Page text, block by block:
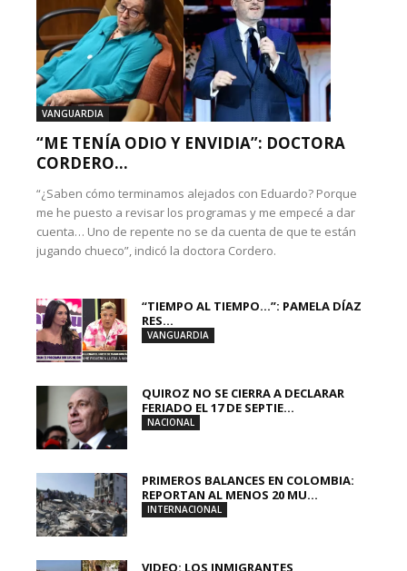
VANGUARDIA
“ME TENÍA ODIO Y ENVIDIA”: DOCTORA
CORDERO...
“¿Saben cómo terminamos alejados con Eduardo? Porque
me he puesto a revisar los programas y me empecé a dar
cuenta… Uno de repente no se da cuenta de que te están
jugando chueco”, indicó la doctora Cordero.
“TIEMPO AL TIEMPO…”: PAMELA DÍAZ
RES...
VANGUARDIA
QUIROZ NO SE CIERRA A DECLARAR
FERIADO EL 17 DE SEPTIE...
NACIONAL
PRIMEROS BALANCES EN COLOMBIA:
REPORTAN AL MENOS 20 MU...
INTERNACIONAL
VIDEO: LOS INMIGRANTES